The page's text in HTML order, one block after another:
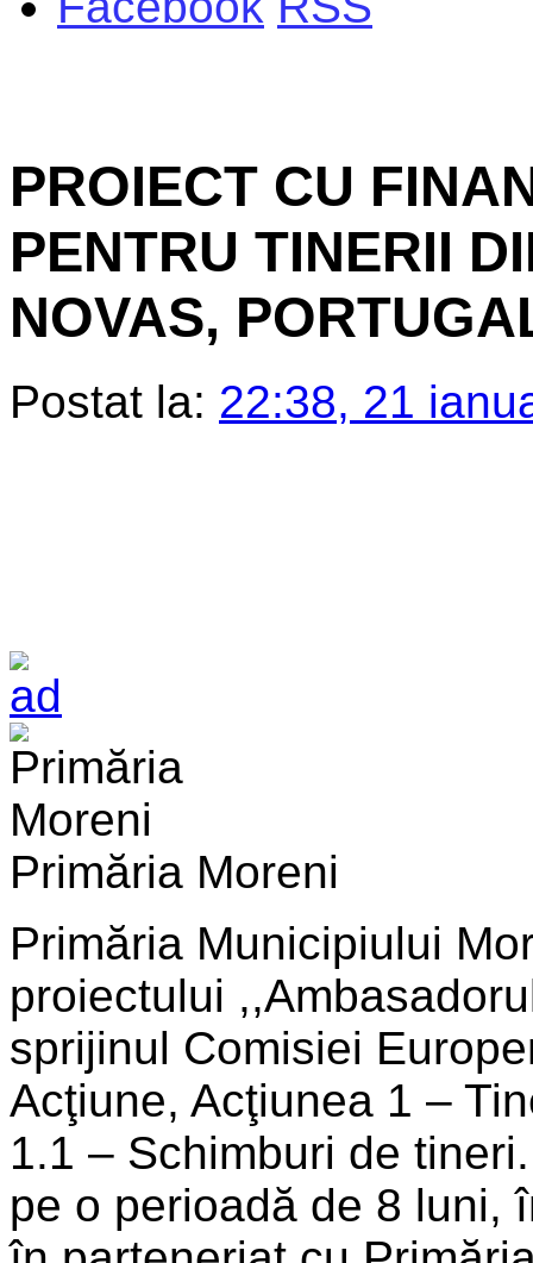
PROIECT CU
PENTRU TINERII
NOVAS,
Postat la: 22:38, 21
Primăria Moreni
Primăria Municipiului
proiectului
sprijinul Comisiei
Acţiune, Acţiunea 1 –
1.1 – Schimburi de
pe o perioadă de 8 luni,